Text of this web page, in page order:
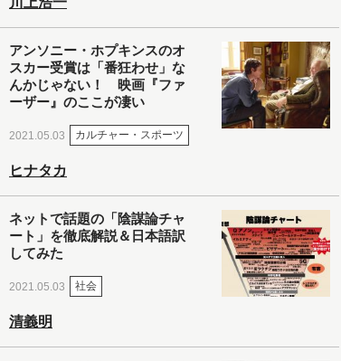
アンソニー・ホプキンスのオ
スカー受賞は「番狂わせ」な
んかじゃない！ 映画『ファ
ーザー』のここが凄い
2021.05.03 カルチャー・スポーツ
ヒナタカ
ネットで話題の「陰謀論チャ
ート」を徹底解説＆日本語訳
してみた
2021.05.03 社会
清義明